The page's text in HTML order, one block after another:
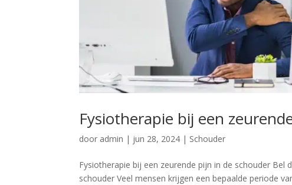
Fysiotherapie bij een
door admin | jun 28, 2024 | Schouder
Fysiotherapie bij een zeurende pijn in de schouder
schouder Veel mensen krijgen een bepaalde periode